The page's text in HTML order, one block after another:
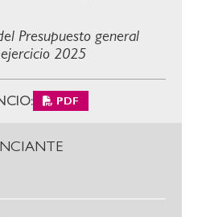
Presupuesto general
2025
PDF